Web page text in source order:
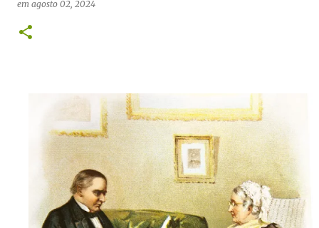
em agosto 02, 2024